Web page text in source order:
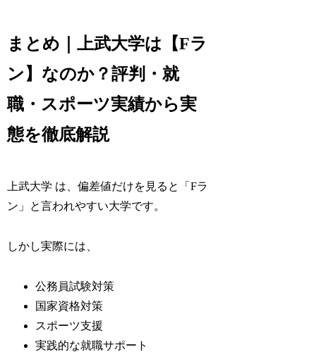
まとめ｜上武大学は【Fラ
ン】なのか？評判・就
職・スポーツ実績から実
態を徹底解説
上武大学 は、偏差値だけを見ると「Fラ
ン」と言われやすい大学です。
しかし実際には、
公務員試験対策
国家資格対策
スポーツ支援
実践的な就職サポート